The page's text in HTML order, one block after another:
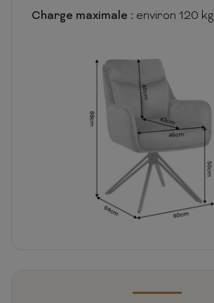
Charge maximale : environ 120 kg